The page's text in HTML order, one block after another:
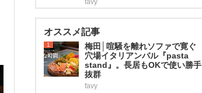
オススメ記事
1
梅田│喧騒を離れソファで寛ぐ
穴場イタリアンバル『pasta
stand』。長居もOKで使い勝手
抜群
favy